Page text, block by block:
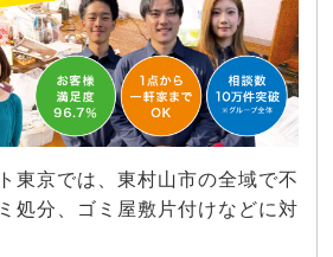
東京では、東村山市の全域で不
処分、ゴミ屋敷片付けなどに対